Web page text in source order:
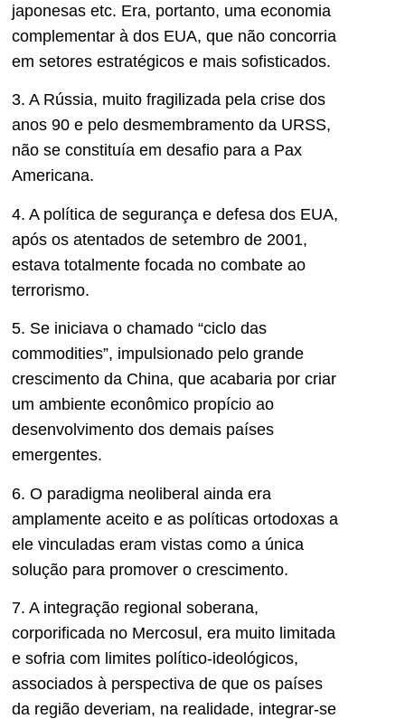
japonesas etc. Era, portanto, uma economia
complementar à dos EUA, que não concorria
em setores estratégicos e mais sofisticados.
3. A Rússia, muito fragilizada pela crise dos
anos 90 e pelo desmembramento da URSS,
não se constituía em desafio para a Pax
Americana.
4. A política de segurança e defesa dos EUA,
após os atentados de setembro de 2001,
estava totalmente focada no combate ao
terrorismo.
5. Se iniciava o chamado “ciclo das
commodities”, impulsionado pelo grande
crescimento da China, que acabaria por criar
um ambiente econômico propício ao
desenvolvimento dos demais países
emergentes.
6. O paradigma neoliberal ainda era
amplamente aceito e as políticas ortodoxas a
ele vinculadas eram vistas como a única
solução para promover o crescimento.
7. A integração regional soberana,
corporificada no Mercosul, era muito limitada
e sofria com limites político-ideológicos,
associados à perspectiva de que os países
da região deveriam, na realidade, integrar-se